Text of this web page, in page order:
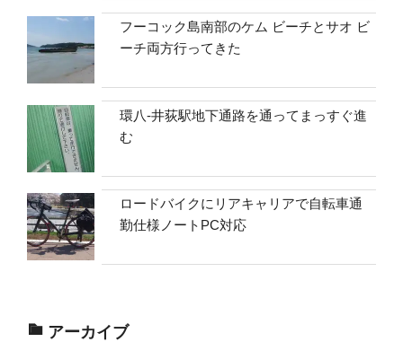
フーコック島南部のケム ビーチとサオ ビ
ーチ両方行ってきた
環八-井荻駅地下通路を通ってまっすぐ進
む
ロードバイクにリアキャリアで自転車通
勤仕様ノートPC対応
アーカイブ